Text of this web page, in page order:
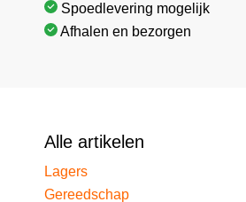
Spoedlevering mogelijk
Afhalen en bezorgen
Alle artikelen
Lagers
Gereedschap